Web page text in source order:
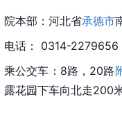
院本部：河北省承德市
电话： 0314-2279656
乘公交车：8路，20路
露花园下车向北走200